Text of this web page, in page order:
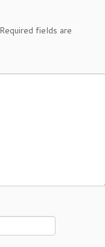
Required fields are